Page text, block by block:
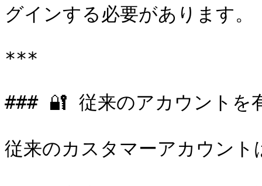
グインする必要があります。
***
### 🔐 従来のアカウントを
従来のカスタマーアカウン